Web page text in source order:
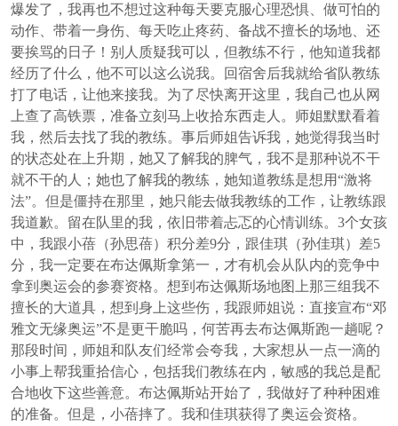
爆发了，我再也不想过这种每天要克服心理恐惧、做可怕的
动作、带着一身伤、每天吃止疼药、备战不擅长的场地、还
要挨骂的日子！别人质疑我可以，但教练不行，他知道我都
经历了什么，他不可以这么说我。回宿舍后我就给省队教练
打了电话，让他来接我。为了尽快离开这里，我自己也从网
上查了高铁票，准备立刻马上收拾东西走人。师姐默默看着
我，然后去找了我的教练。事后师姐告诉我，她觉得我当时
的状态处在上升期，她又了解我的脾气，我不是那种说不干
就不干的人；她也了解我的教练，她知道教练是想用“激将
法”。但是僵持在那里，她只能去做我教练的工作，让教练跟
我道歉。留在队里的我，依旧带着忐忑的心情训练。3个女孩
中，我跟小蓓（孙思蓓）积分差9分，跟佳琪（孙佳琪）差5
分，我一定要在布达佩斯拿第一，才有机会从队内的竞争中
拿到奥运会的参赛资格。想到布达佩斯场地图上那三组我不
擅长的大道具，想到身上这些伤，我跟师姐说：直接宣布“邓
雅文无缘奥运”不是更干脆吗，何苦再去布达佩斯跑一趟呢？
那段时间，师姐和队友们经常会夸我，大家想从一点一滴的
小事上帮我重拾信心，包括我们教练在内，敏感的我总是配
合地收下这些善意。布达佩斯站开始了，我做好了种种困难
的准备。但是，小蓓摔了。我和佳琪获得了奥运会资格。